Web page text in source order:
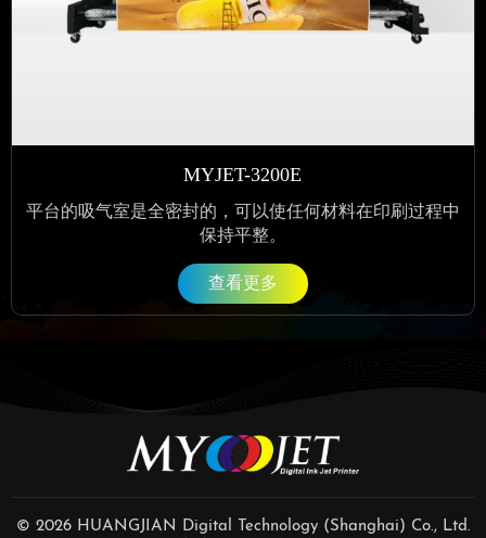
MYJET-3200E
平台的吸气室是全密封的，可以使任何材料在印刷过程中
保持平整。
查看更多
© 2026 HUANGJIAN Digital Technology (Shanghai) Co., Ltd.